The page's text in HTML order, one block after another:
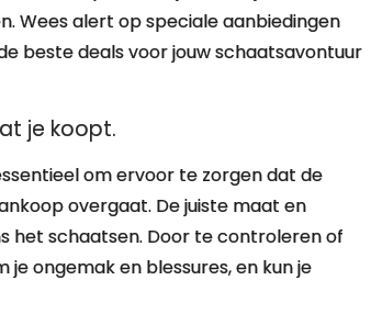
Wees alert op speciale aanbiedingen
beste deals voor jouw schaatsavontuur
je koopt.
om ervoor te zorgen dat de
overgaat. De juiste maat en
het schaatsen. Door te controleren of
ongemak en blessures, en kun je